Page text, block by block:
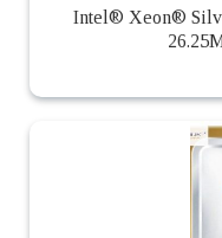
Intel® Xeon®